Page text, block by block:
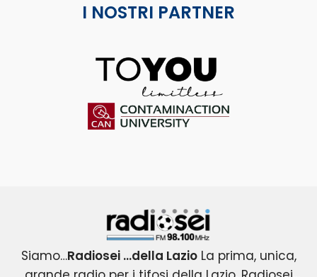
I NOSTRI PARTNER
ToYou
Radiosei 98.100 FM
Siamo…Radiosei …della LazioLa prima, unica,